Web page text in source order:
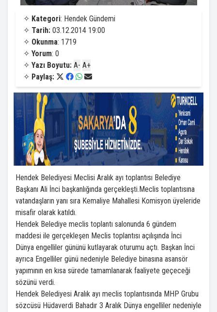
✧ Kategori: Hendek Gündemi
✧ Tarih: 03.12.2014 19:00
✧ Okunma: 1719
✧ Yorum: 0
✧ Yazı Boyutu: A- A+
✧ Paylaş:
Hendek Belediyesi Meclisi Aralık ayı toplantısı Belediye
Başkanı Ali İnci başkanlığında gerçekleşti.Meclis toplantısına
vatandaşların yanı sıra Kemaliye Mahallesi Komisyon üyeleride
misafir olarak katıldı.
Hendek Belediye meclis toplantı salonunda 6 gündem
maddesi ile gerçekleşen Meclis toplantısı açılışında İnci
Dünya engelliler gününü kutlayarak oturumu açtı. Başkan İnci
ayrıca Engelliler günü nedeniyle Belediye binasına asansör
yapımının en kısa sürede tamamlanarak faaliyete geçeceği
sözünü verdi.
Hendek Belediyesi Aralık ayı meclis toplantısında MHP Grubu
sözcüsü Hüdaverdi Bahadır 3 Aralık Dünya engelliler nedeniyle